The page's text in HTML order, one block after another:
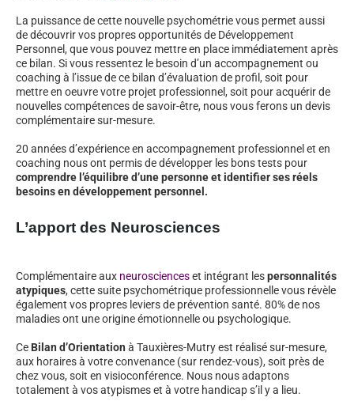
La puissance de cette nouvelle psychométrie vous permet aussi
de découvrir vos propres opportunités de Développement
Personnel, que vous pouvez mettre en place immédiatement après
ce bilan. Si vous ressentez le besoin d’un accompagnement ou
coaching à l’issue de ce bilan d’évaluation de profil, soit pour
mettre en oeuvre votre projet professionnel, soit pour acquérir de
nouvelles compétences de savoir-être, nous vous ferons un devis
complémentaire sur-mesure.
20 années d’expérience en accompagnement professionnel et en
coaching nous ont permis de développer les bons tests pour
comprendre l’équilibre d’une personne et identifier ses réels
besoins en développement personnel.
L’apport des Neurosciences
Complémentaire aux neuroscienceset intégrant lespersonnalités
atypiques, cette suite psychométrique professionnelle vous révèle
également vos propres leviers de prévention santé. 80% de nos
maladies ont une origine émotionnelle ou psychologique.
Ce Bilan d’Orientation à Tauxières-Mutry est réalisé sur-mesure,
aux horaires à votre convenance (sur rendez-vous), soit près de
chez vous, soit en visioconférence. Nous nous adaptons
totalement à vos atypismes et à votre handicap s’il y a lieu.